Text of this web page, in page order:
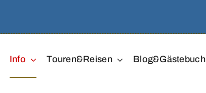
Info Touren&Reisen Blog&Gästebuch